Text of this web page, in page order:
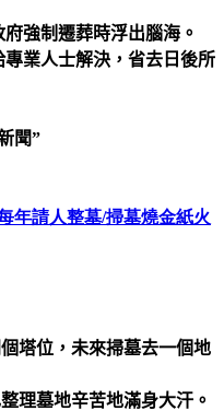
強制遷葬時浮出腦海。
業人士解決，省去日後所
聞”
塔位，未來掃墓去一個地
理墓地辛苦地滿身大汗。